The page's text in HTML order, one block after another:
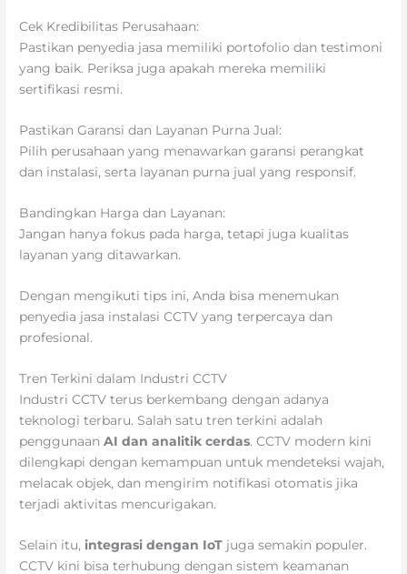
Cek Kredibilitas Perusahaan:
Pastikan penyedia jasa memiliki portofolio dan testimoni
yang baik. Periksa juga apakah mereka memiliki
sertifikasi resmi.
Pastikan Garansi dan Layanan Purna Jual:
Pilih perusahaan yang menawarkan garansi perangkat
dan instalasi, serta layanan purna jual yang responsif.
Bandingkan Harga dan Layanan:
Jangan hanya fokus pada harga, tetapi juga kualitas
layanan yang ditawarkan.
Dengan mengikuti tips ini, Anda bisa menemukan
penyedia jasa instalasi CCTV yang terpercaya dan
profesional.
Tren Terkini dalam Industri CCTV
Industri CCTV terus berkembang dengan adanya
teknologi terbaru. Salah satu tren terkini adalah
penggunaanAI dan analitik cerdas. CCTV modern kini
dilengkapi dengan kemampuan untuk mendeteksi wajah,
melacak objek, dan mengirim notifikasi otomatis jika
terjadi aktivitas mencurigakan.
Selain itu, integrasi dengan IoT juga semakin populer.
CCTV kini bisa terhubung dengan sistem keamanan